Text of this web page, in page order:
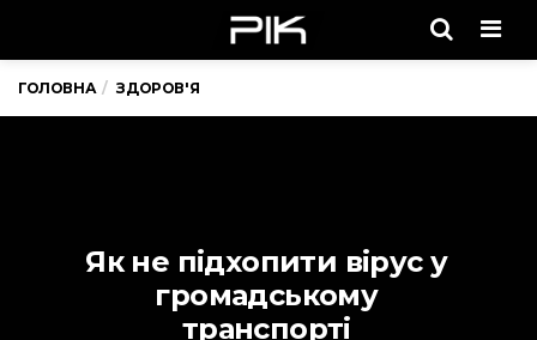
ГОЛОВНА ЗДОРОВ'Я
Як не підхопити вірус у
громадському
транспорті